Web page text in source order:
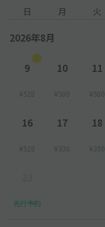
日 月 火
2026年8月
9
¥528
10
¥500
11
¥500
16
¥528
17
¥330
18
¥330
先行予約